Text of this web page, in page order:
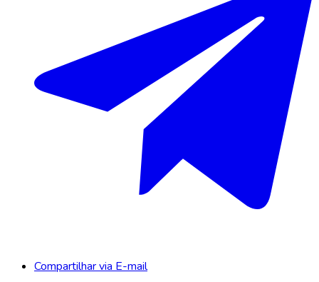
Compartilhar via E-mail